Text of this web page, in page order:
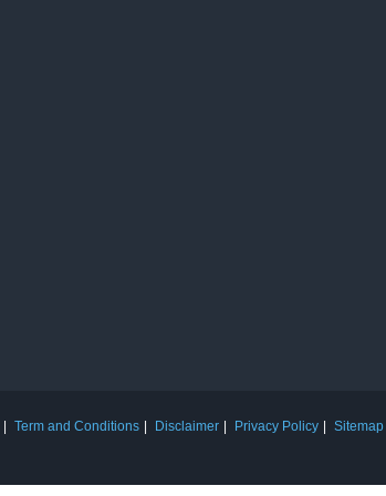
Term and Conditions Disclaimer Privacy Policy
Sitemap